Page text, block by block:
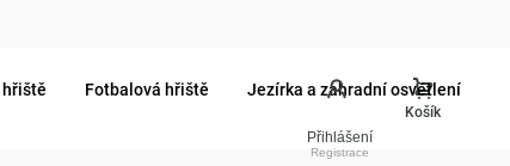
Přihlášení
Fotbalová hřiště Jezírka a zahradní osvětlení